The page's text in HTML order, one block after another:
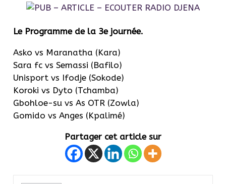
Le Programme de la 3e journée.
Asko vs Maranatha (Kara)
Sara fc vs Semassi (Bafilo)
Unisport vs Ifodje (Sokode)
Koroki vs Dyto (Tchamba)
Gbohloe-su vs As OTR (Zowla)
Gomido vs Anges (Kpalimé)
Partager cet article sur